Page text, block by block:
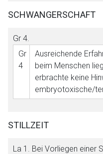
SCHWANGERSCHAFT
Gr 4
Gr
4
Ausreichende
beim Menschen
erbrachte keine
embryotoxische/
STILLZEIT
La 1
. Bei Vorliegen